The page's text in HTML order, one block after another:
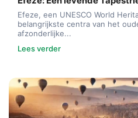
Efeze, een UNESCO World
belangrijkste centra van het
afzonderlijke...
Lees verder